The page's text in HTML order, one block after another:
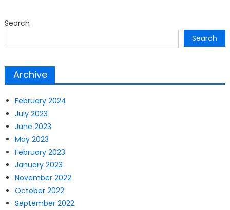
Search
Search
Archive
February 2024
July 2023
June 2023
May 2023
February 2023
January 2023
November 2022
October 2022
September 2022